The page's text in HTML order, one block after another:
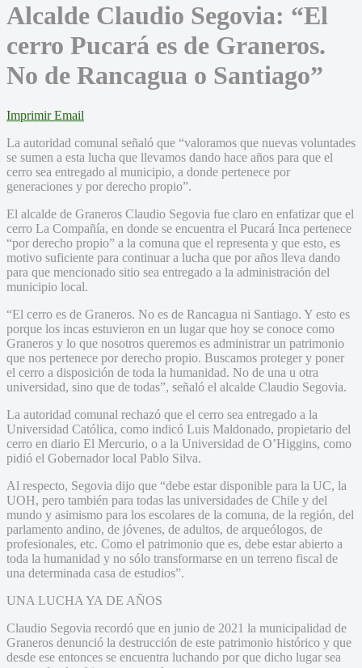
Alcalde Claudio Segovia: “El
cerro Pucará es de Graneros.
No de Rancagua o Santiago”
Imprimir Email
La autoridad comunal señaló que “valoramos que nuevas voluntades
se sumen a esta lucha que llevamos dando hace años para que el
cerro sea entregado al municipio, a donde pertenece por
generaciones y por derecho propio”.
El alcalde de Graneros Claudio Segovia fue claro en enfatizar que el
cerro La Compañía, en donde se encuentra el Pucará Inca pertenece
“por derecho propio” a la comuna que el representa y que esto, es
motivo suficiente para continuar a lucha que por años lleva dando
para que mencionado sitio sea entregado a la administración del
municipio local.
“El cerro es de Graneros. No es de Rancagua ni Santiago. Y esto es
porque los incas estuvieron en un lugar que hoy se conoce como
Graneros y lo que nosotros queremos es administrar un patrimonio
que nos pertenece por derecho propio. Buscamos proteger y poner
el cerro a disposición de toda la humanidad. No de una u otra
universidad, sino que de todas”, señaló el alcalde Claudio Segovia.
La autoridad comunal rechazó que el cerro sea entregado a la
Universidad Católica, como indicó Luis Maldonado, propietario del
cerro en diario El Mercurio, o a la Universidad de O’Higgins, como
pidió el Gobernador local Pablo Silva.
Al respecto, Segovia dijo que “debe estar disponible para la UC, la
UOH, pero también para todas las universidades de Chile y del
mundo y asimismo para los escolares de la comuna, de la región, del
parlamento andino, de jóvenes, de adultos, de arqueólogos, de
profesionales, etc. Como el patrimonio que es, debe estar abierto a
toda la humanidad y no sólo transformarse en un terreno fiscal de
una determinada casa de estudios”.
UNA LUCHA YA DE AÑOS
Claudio Segovia recordó que en junio de 2021 la municipalidad de
Graneros denunció la destrucción de este patrimonio histórico y que
desde ese entonces se encuentra luchando por que dicho lugar sea